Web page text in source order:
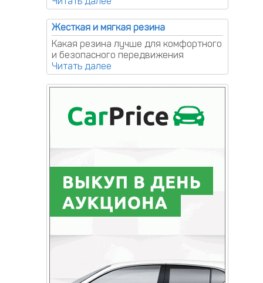
Жесткая и мягкая резина
Какая резина лучше для комфортного
и безопасного передвижения